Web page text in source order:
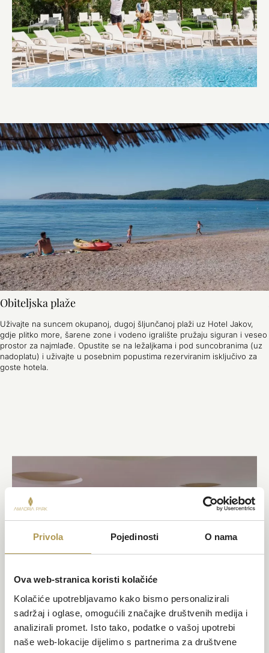
Privola Pojedinosti O nama
Ova web-stranica koristi kolačiće
Kolačiće upotrebljavamo kako bismo personalizirali
sadržaj i oglase, omogućili značajke društvenih medija i
analizirali promet. Isto tako, podatke o vašoj upotrebi
naše web-lokacije dijelimo s partnerima za društvene
Obiteljska plaže
Uživajte na suncem okupanoj, dugoj šljunčanoj plaži uz Hotel Jakov,
gdje plitko more, šarene zone i vodeno igralište pružaju siguran i veseo
prostor za najmlađe. Opustite se na ležaljkama i pod suncobranima (uz
nadoplatu) i uživajte u posebnim popustima rezerviranim isključivo za
goste hotela.